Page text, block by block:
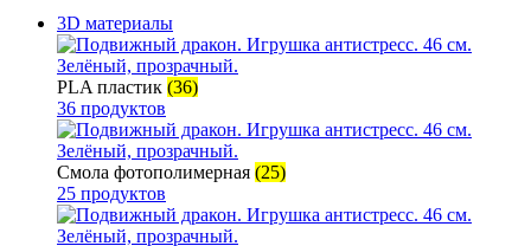
3D материалы
PLA пластик (36)
36 продуктов
Смола фотополимерная (25)
25 продуктов